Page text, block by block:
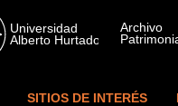
SITIOS DE INTERÉS